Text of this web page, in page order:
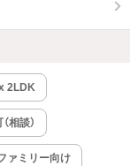
2LDK
相談）
ァミリー向け